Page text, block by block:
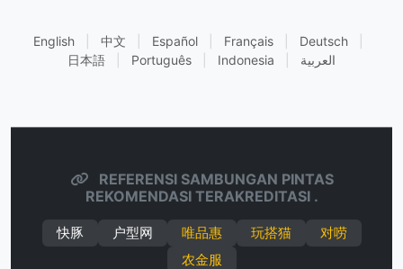
English 中文 Español Français Deutsch
日本語
Português Indonesia العربية
REFERENSI SAMBUNGAN PINTAS
REKOMENDASI TERAKREDITASI .
快豚 户型网 唯品惠 玩搭猫
对唠
农金服